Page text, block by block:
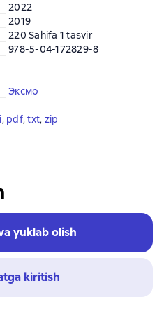
2022
2019
220 Sahifa 1 tasvir
978-5-04-172829-8
Эксмо
, pdf, txt, zip
yuklab olish
kiritish